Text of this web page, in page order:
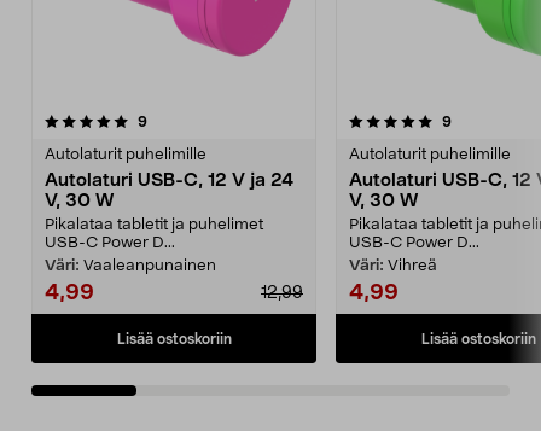
9arvostelut
Autolaturit puhelimille
Autolaturi USB-C, 12 V ja 24
V, 30 W
Pikalataa tabletit ja puhelimet
USB-C Power D...
Väri: Vaaleanpunainen
4,99 12,99
Lisää ostoskoriin
5.0 viidestä
9arvostelut
Autolaturit puhelimille
Autolaturi USB-C, 12
V, 30 W
Pikalataa tabletit ja
USB-C Power D...
Väri: Vihreä
4,99
Lisää ostoskoriin
4.5 viidestä